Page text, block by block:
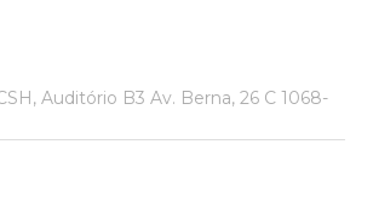
Auditório B3 Av. Berna, 26 C 1068-